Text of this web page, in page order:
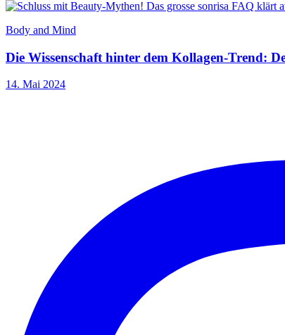
Body and Mind
Die Wissenschaft hinter dem Kollagen-Trend:
14. Mai 2024